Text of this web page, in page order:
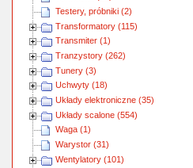
Testery, próbniki (2)
Transformatory (115)
Transmiter (1)
Tranzystory (262)
Tunery (3)
Uchwyty (18)
Układy elektroniczne (35)
Układy scalone (554)
Waga (1)
Warystor (31)
Wentylatory (101)